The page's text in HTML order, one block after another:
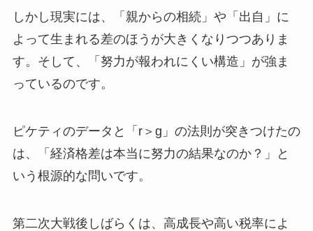
しかし現実には、「親からの相続」や「出自」に
よって生まれる差のほうが大きくなりつつありま
す。そして、「努力が報われにくい構造」が強ま
っているのです。
ピケティのデータと「r＞g」の法則が突きつけたの
は、「経済格差は本当に努力の結果なのか？」と
いう根源的な問いです。
第二次大戦後しばらくは、高成長や高い税率によ